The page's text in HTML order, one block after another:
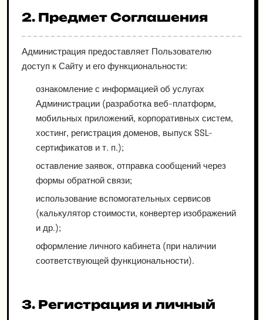
2. Предмет Соглашения
Администрация предоставляет Пользователю
доступ к Сайту и его функциональности:
ознакомление с информацией об услугах
Администрации (разработка веб-платформ,
мобильных приложений, корпоративных систем,
хостинг, регистрация доменов, выпуск SSL-
сертификатов и т. п.);
оставление заявок, отправка сообщений через
формы обратной связи;
использование вспомогательных сервисов
(калькулятор стоимости, конвертер изображений
и др.);
оформление личного кабинета (при наличии
соответствующей функциональности).
3. Регистрация и личный